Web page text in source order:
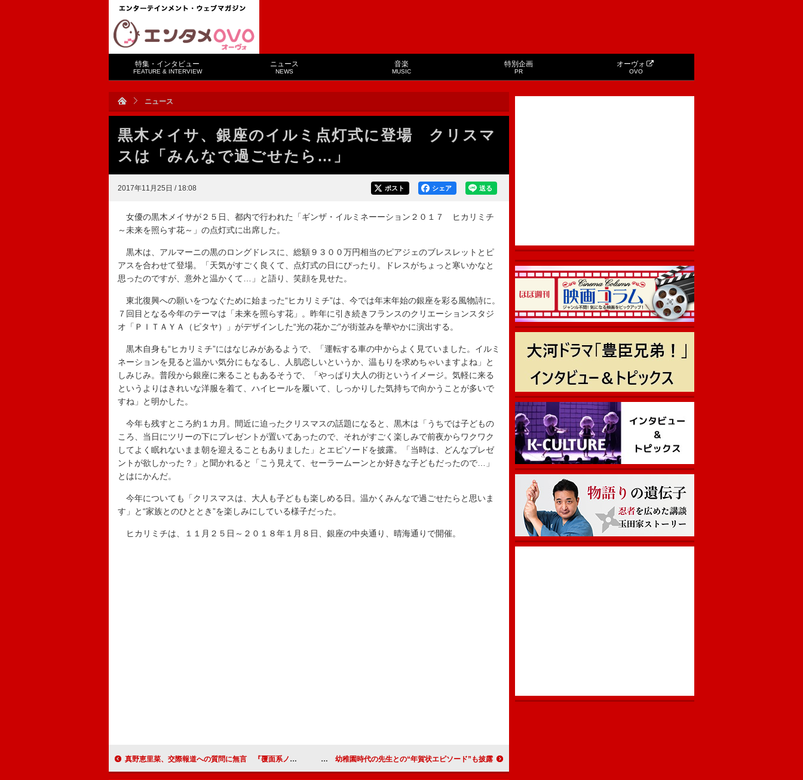
特集・インタビュー
FEATURE & INTERVIEW
ニュース
NEWS
音楽
MUSIC
特別企画
PR
オーヴォ
OVO
ニュース
黒木メイサ、銀座のイルミ点灯式に登場 クリスマ
スは「みんなで過ごせたら…」
2017年11月25日 / 18:08 送る
シェア
ポスト
女優の黒木メイサが２５日、都内で行われた「ギンザ・イルミネーーション２０１７ ヒカリミチ
～未来を照らす花～」の点灯式に出席した。
黒木は、アルマーニの黒のロングドレスに、総額９３００万円相当のピアジェのブレスレットとピ
アスを合わせて登場。「天気がすごく良くて、点灯式の日にぴったり。ドレスがちょっと寒いかなと
思ったのですが、意外と温かくて…」と語り、笑顔を見せた。
東北復興への願いをつなぐために始まった“ヒカリミチ”は、今では年末年始の銀座を彩る風物詩に。
７回目となる今年のテーマは「未来を照らす花」。昨年に引き続きフランスのクリエーションスタジ
オ「ＰＩＴＡＹＡ（ピタヤ）」がデザインした“光の花かご”が街並みを華やかに演出する。
黒木自身も“ヒカリミチ”にはなじみがあるようで、「運転する車の中からよく見ていました。イルミ
ネーションを見ると温かい気分にもなるし、人肌恋しいというか、温もりを求めちゃいますよね」と
しみじみ。普段から銀座に来ることもあるそうで、「やっぱり大人の街というイメージ。気軽に来る
というよりはきれいな洋服を着て、ハイヒールを履いて、しっかりした気持ちで向かうことが多いで
すね」と明かした。
今年も残すところ約１カ月。間近に迫ったクリスマスの話題になると、黒木は「うちでは子どもの
ころ、当日にツリーの下にプレゼントが置いてあったので、それがすごく楽しみで前夜からワクワク
してよく眠れないまま朝を迎えることもありました」とエピソードを披露。「当時は、どんなプレゼ
ントが欲しかった？」と聞かれると「こう見えて、セーラームーンとか好きな子どもだったので…」
とはにかんだ。
今年についても「クリスマスは、大人も子どもも楽しめる日。温かくみんなで過ごせたらと思いま
す」と“家族とのひととき”を楽しみにしている様子だった。
ヒカリミチは、１１月２５日～２０１８年１月８日、銀座の中央通り、晴海通りで開催。
真野恵里菜、交際報道への質問に無言 『覆面系ノイズ』舞台あいさつで 加藤綾子アナ、冬季五輪は「羽生選手に注目」 幼稚園時代の先生との“年賀状エピソード”も披露